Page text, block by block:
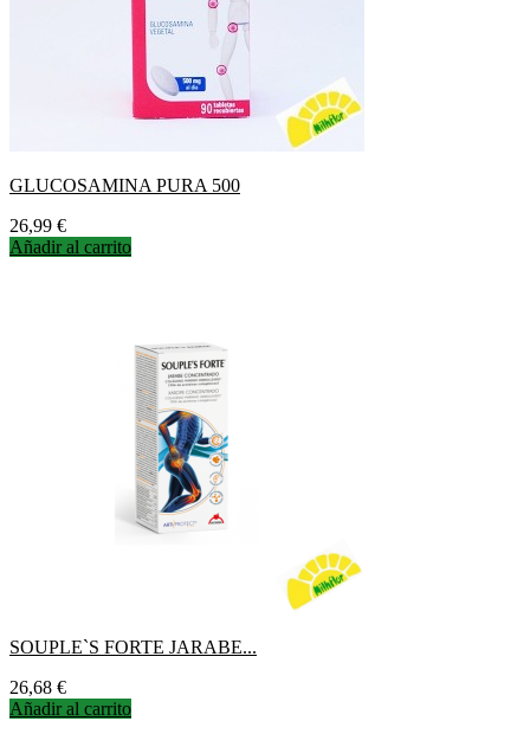
GLUCOSAMINA PURA 500
Precio
26,99 €
Añadir al carrito
SOUPLE`S FORTE JARABE...
Precio
26,68 €
Añadir al carrito